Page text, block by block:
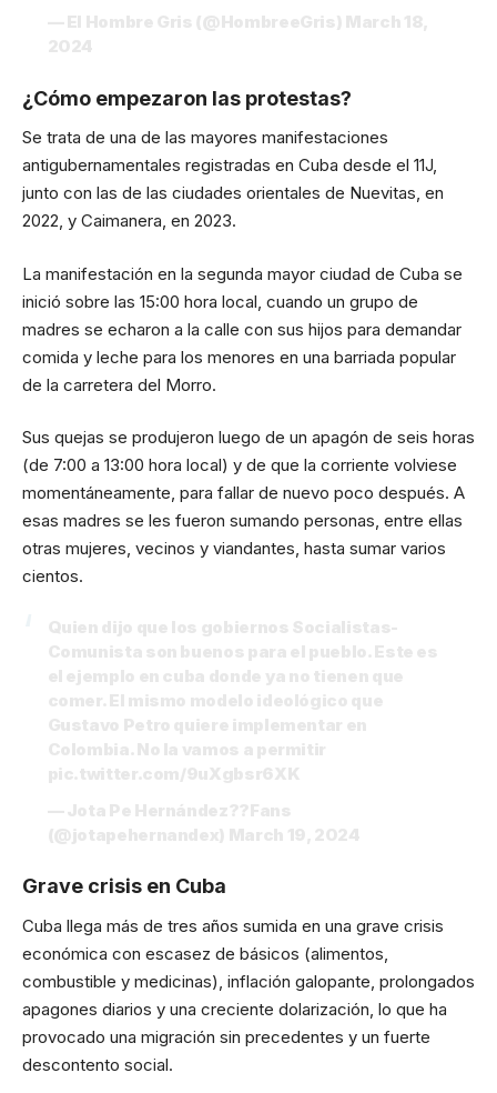
¿Cómo empezaron las protestas?
Se trata de una de las mayores manifestaciones
antigubernamentales registradas en Cuba desde el 11J,
junto con las de las ciudades orientales de Nuevitas, en
2022, y Caimanera, en 2023.
La manifestación en la segunda mayor ciudad de Cuba se
inició sobre las 15:00 hora local, cuando un grupo de
madres se echaron a la calle con sus hijos para demandar
comida y leche para los menores en una barriada popular
de la carretera del Morro.
Sus quejas se produjeron luego de un apagón de seis horas
(de 7:00 a 13:00 hora local) y de que la corriente volviese
momentáneamente, para fallar de nuevo poco después. A
esas madres se les fueron sumando personas, entre ellas
otras mujeres, vecinos y viandantes, hasta sumar varios
cientos.
Grave crisis en Cuba
Cuba llega más de tres años sumida en una grave crisis
económica con escasez de básicos (alimentos,
combustible y medicinas), inflación galopante, prolongados
apagones diarios y una creciente dolarización, lo que ha
provocado una migración sin precedentes y un fuerte
descontento social.